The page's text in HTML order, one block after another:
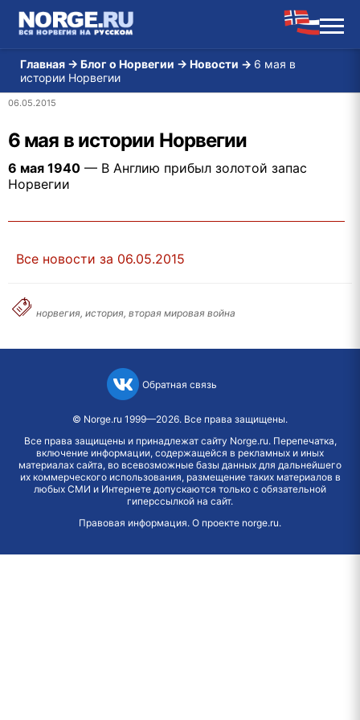
Главная → Блог о Норвегии → Новости → 6 мая в
истории Норвегии
06.05.2015
6 мая в истории Норвегии
6 мая 1940 — В Англию прибыл золотой запас
Норвегии
Все новости за 06.05.2015
норвегия, история, вторая мировая война
Обратная связь
© Norge.ru 1999—2026. Все права защищены.
Все права защищены и принадлежат сайту Norge.ru. Перепечатка,
включение информации, содержащейся в рекламных и иных
материалах сайта, во всевозможные базы данных для дальнейшего
их коммерческого использования, размещение таких материалов в
любых СМИ и Интернете допускаются только с обязательной
гиперссылкой на сайт.
Правовая информация. О проекте norge.ru.